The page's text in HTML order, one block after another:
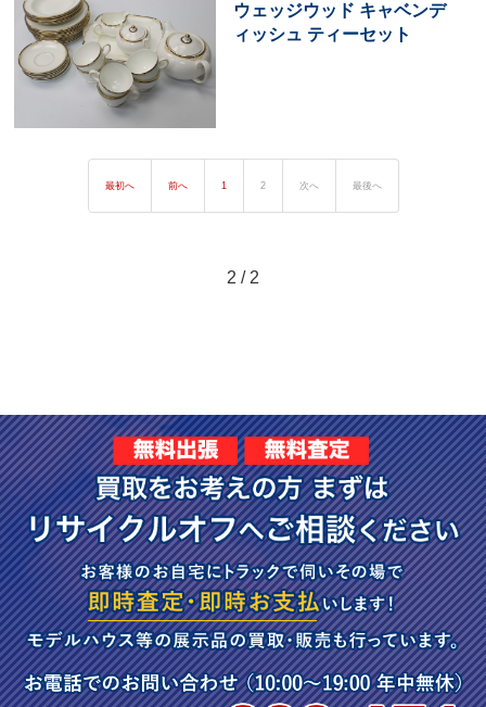
ウェッジウッド キャベンデ
ィッシュ ティーセット
最初へ 前へ 1 2 次へ 最後へ
2 / 2